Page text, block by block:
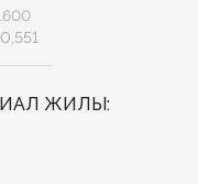
0,551
ЖИЛЫ